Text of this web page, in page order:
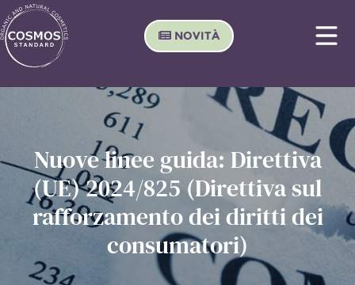
NOVITÀ
Nuove linee guida: Direttiva
(UE) 2024/825 (Direttiva sul
rafforzamento dei diritti dei
consumatori)